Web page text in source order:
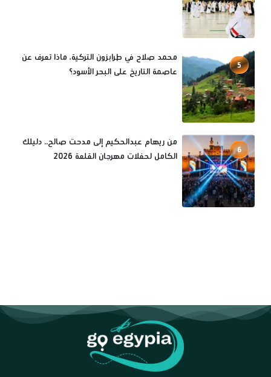
5
محمد صلاح في طرابزون التركية، ماذا تعرف عن
عاصمة التاريخ على البحر الأسود؟
6
من ريهام عبدالحكيم إلى مدحت صالح.. دليلك
الكامل لحفلات مهرجان القلعة 2026